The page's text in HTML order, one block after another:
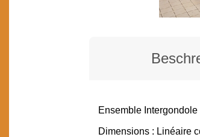
Ensemble
Dimensions : Linéaire